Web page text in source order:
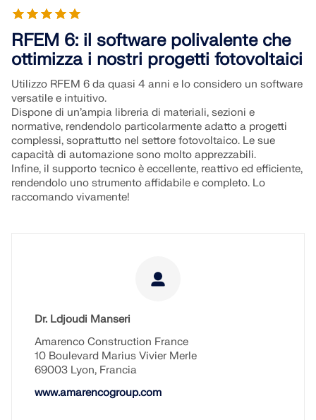
RFEM 6: il software polivalente che
ottimizza i nostri progetti fotovoltaici
Utilizzo RFEM 6 da quasi 4 anni e lo considero un software
versatile e intuitivo.
Dispone di un’ampia libreria di materiali, sezioni e
normative, rendendolo particolarmente adatto a progetti
complessi, soprattutto nel settore fotovoltaico. Le sue
capacità di automazione sono molto apprezzabili.
Infine, il supporto tecnico è eccellente, reattivo ed efficiente,
rendendolo uno strumento affidabile e completo. Lo
raccomando vivamente!
Dr. Ldjoudi Manseri
Amarenco Construction France
10 Boulevard Marius Vivier Merle
69003 Lyon, Francia
www.amarencogroup.com